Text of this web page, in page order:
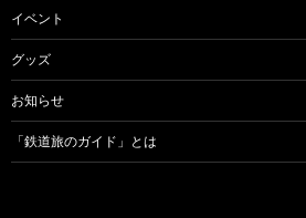
イベント
グッズ
お知らせ
「鉄道旅のガイド」とは